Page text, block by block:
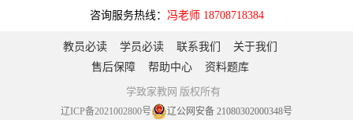
咨询服务热线： 冯老师 18708718384
教员必读 学员必读 联系我们
关于我们
售后保障
帮助中心 资料题库
学致家教网 版权所有
辽ICP备2021002800号 辽公网安备 21080302000348号